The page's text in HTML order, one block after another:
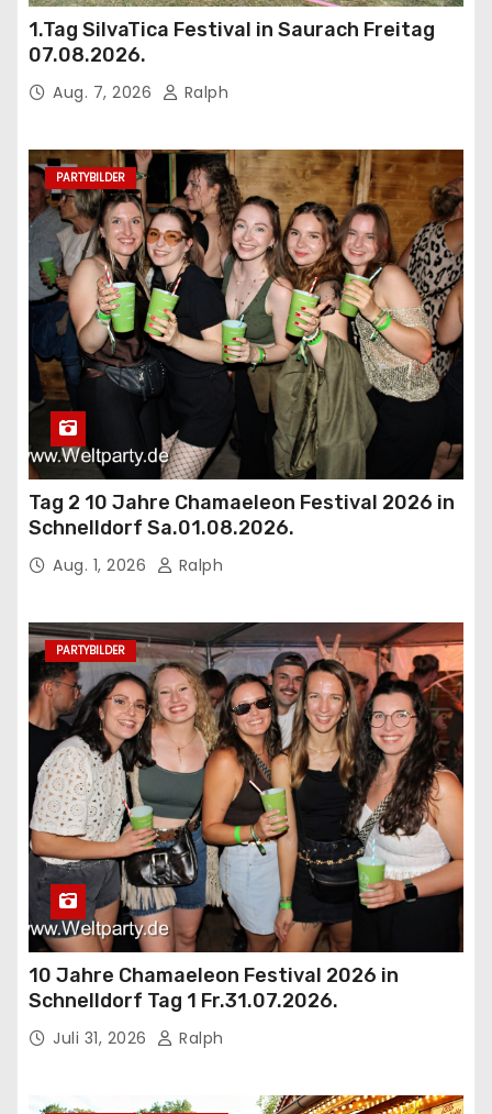
1.Tag SilvaTica Festival in Saurach Freitag
07.08.2026.
Aug. 7, 2026 Ralph
PARTYBILDER
Tag 2 10 Jahre Chamaeleon Festival 2026 in
Schnelldorf Sa.01.08.2026.
Aug. 1, 2026 Ralph
PARTYBILDER
10 Jahre Chamaeleon Festival 2026 in
Schnelldorf Tag 1 Fr.31.07.2026.
Juli 31, 2026 Ralph